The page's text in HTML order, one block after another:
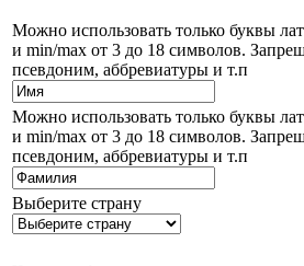
Можно использовать только буквы
и min/max от 3 до 18 символов.
псевдоним, аббревиатуры и т.п
Можно использовать только буквы
и min/max от 3 до 18 символов.
псевдоним, аббревиатуры и т.п
Выберите страну